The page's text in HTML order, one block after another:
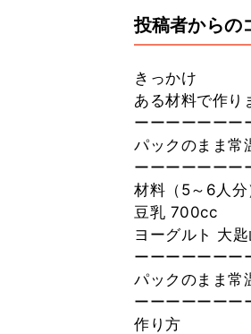
投稿者からの
きっかけ
ある材料で作り
ーーーーーーー
パックのまま常
ーーーーーーー
材料（5～6人分
豆乳 700cc
ヨーグルト 大
ーーーーーーー
パックのまま常
ーーーーーーー
作り方